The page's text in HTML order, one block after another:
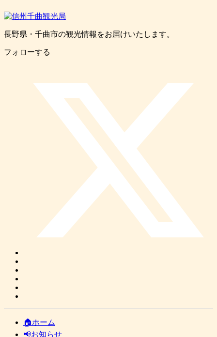
長野県・千曲市の観光情報をお届けいたします。
フォローする
🏠ホーム
📢お知らせ